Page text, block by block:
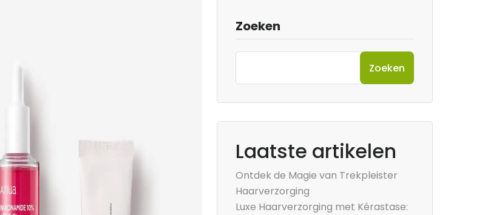
Zoeken
Zoeken
Laatste artikelen
Ontdek de Magie van Trekpleister
Haarverzorging
Luxe Haarverzorging met Kérastase: